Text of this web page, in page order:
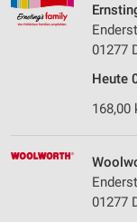
01277
Heute
168,00
01277